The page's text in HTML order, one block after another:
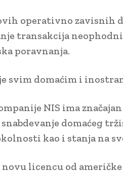
operativno
transakcija
poravnanja.
svim domaćim i
NIS ima
domaćeg
kao i stanja na
licencu od